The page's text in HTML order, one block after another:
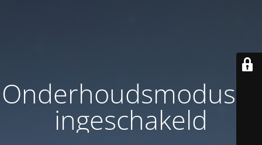
Onderhoudsmodus is
ingeschakeld